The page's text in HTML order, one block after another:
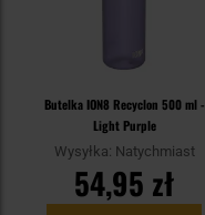
Butelka ION8 Recyclon 500 ml -
Light Purple
Wysyłka: Natychmiast
54,95 zł